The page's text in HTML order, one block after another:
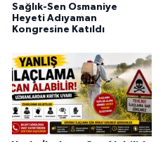
Sağlık-Sen Osmaniye
Heyeti Adıyaman
Kongresine Katıldı